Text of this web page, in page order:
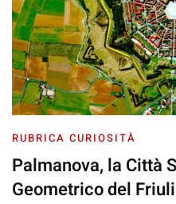
RUBRICA CURIOSITÀ
Palmanova, la Città
Geometrico del